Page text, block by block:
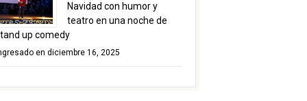
Navidad con humor y
teatro en una noche de
up comedy
en diciembre 16, 2025